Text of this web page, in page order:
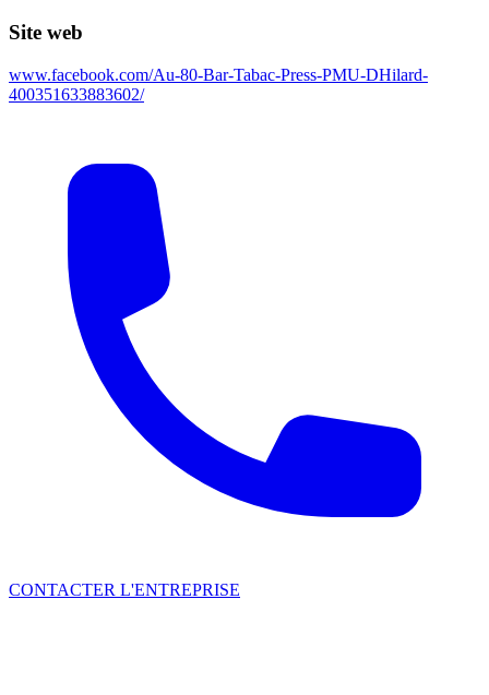
Site web
www.facebook.com/Au-80-Bar-Tabac-Press-PMU-DHilard-
400351633883602/
CONTACTER L'ENTREPRISE